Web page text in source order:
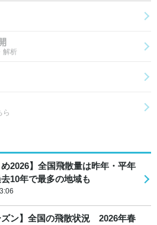
解析
ら
め2026】全国飛散量は昨年・平年
10年で最多の地域も
ズン】全国の飛散状況 2026年春